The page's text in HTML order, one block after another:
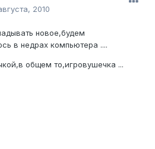
2010
новое,будем
в недрах компьютера ....
общем то,игровушечка ...